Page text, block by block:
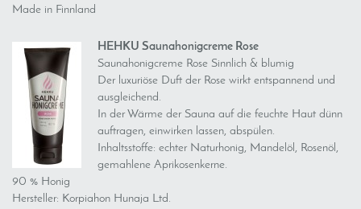
Made in Finnland
HEHKU Saunahonigcreme Rose
Saunahonigcreme Rose Sinnlich & blumig
Der luxuriöse Duft der Rose wirkt entspannend und
ausgleichend.
In der Wärme der Sauna auf die feuchte Haut dünn
auftragen, einwirken lassen, abspülen.
Inhaltsstoffe: echter Naturhonig, Mandelöl, Rosenöl,
gemahlene Aprikosenkerne.
90 % Honig
Hersteller: Korpiahon Hunaja Ltd.